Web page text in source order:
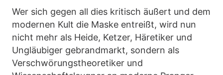
Wer sich gegen all dies kritisch äußert und dem
modernen Kult die Maske entreißt, wird nun
nicht mehr als Heide, Ketzer, Häretiker und
Ungläubiger gebrandmarkt, sondern als
Verschwörungstheoretiker und